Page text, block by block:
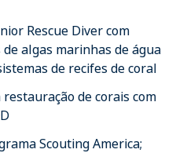
Rescue Diver com
algas marinhas de água
de recifes de coral
de corais com
Scouting America;